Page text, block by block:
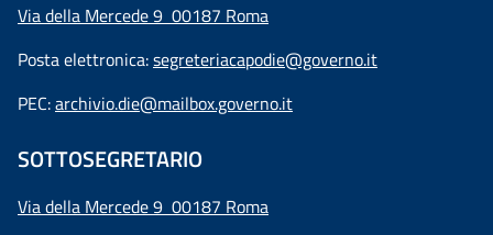
Via della Mercede 9 00187 Roma
Posta elettronica:segreteriacapodie@governo.it
PEC:archivio.die@mailbox.governo.it
SOTTOSEGRETARIO
Via della Mercede 9 00187 Roma